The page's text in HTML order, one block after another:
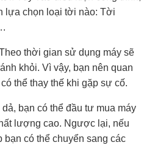
lựa chọn loại tời nào: Tời
thời gian sử dụng máy sẽ
khỏi. Vì vậy, bạn nên quan
thể thay thế khi gặp sự cố.
bạn có thể đầu tư mua máy
lượng cao. Ngược lại, nếu
bạn có thể chuyển sang các